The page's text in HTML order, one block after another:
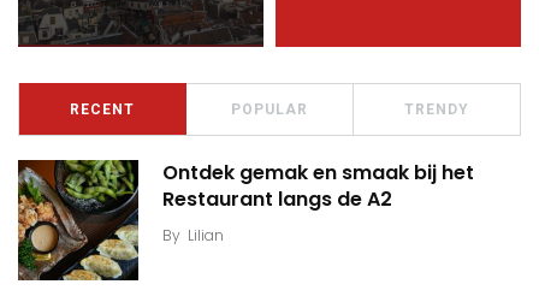
RECENT POPULAR TRENDY
Ontdek gemak en smaak bij het
Restaurant langs de A2
By Lilian